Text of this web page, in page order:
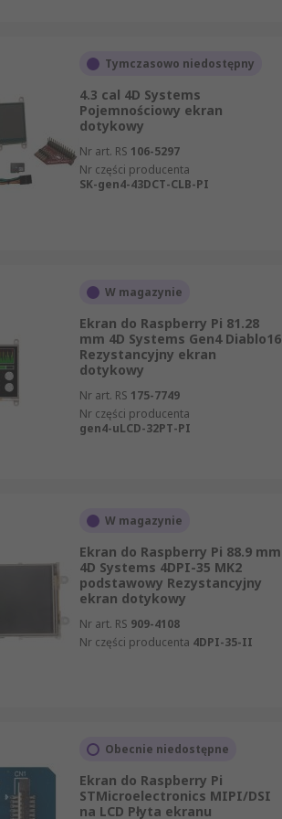
Tymczasowo niedostępny
4.3 cal 4D Systems
Pojemnościowy ekran
dotykowy
Nr art. RS 106-5297
Nr części producenta
SK-gen4-43DCT-CLB-PI
W magazynie
Ekran do Raspberry Pi 81.28
mm 4D Systems Gen4 Diablo16
Rezystancyjny ekran
dotykowy
Nr art. RS 175-7749
Nr części producenta
gen4-uLCD-32PT-PI
W magazynie
Ekran do Raspberry Pi 88.9 mm
4D Systems 4DPI-35 MK2
podstawowy Rezystancyjny
ekran dotykowy
Nr art. RS 909-4108
Nr części producenta 4DPI-35-II
Obecnie niedostępne
Ekran do Raspberry Pi
STMicroelectronics MIPI/DSI
na LCD Płyta ekranu